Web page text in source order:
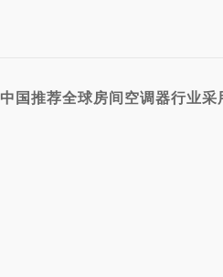
中国推荐全球房间空调器行业采